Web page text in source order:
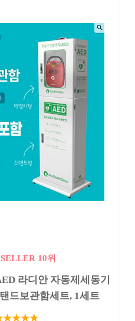
10위
라디안 자동제세동기
드보관함세트, 1세트